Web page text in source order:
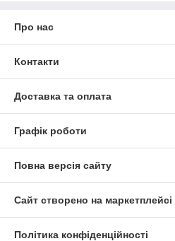
Про нас
Контакти
Доставка та оплата
Графік роботи
Повна версія сайту
Сайт створено на маркетплейсі
Політика конфіденційності